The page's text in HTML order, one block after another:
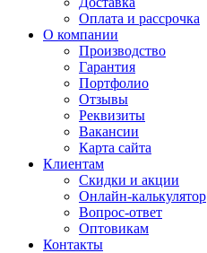
Оплата и рассрочка
О компании
Производство
Гарантия
Портфолио
Отзывы
Реквизиты
Вакансии
Карта сайта
Клиентам
Скидки и акции
Онлайн-калькулятор
Вопрос-ответ
Оптовикам
Контакты